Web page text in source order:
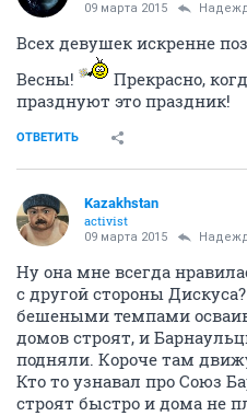
09 марта 2015
Всех девушек искренне
Весны!
Прекрасно,
празднуют это праздник!
ОТВЕТИТЬ
Kazakhstan
activist
09 марта 2015
Ну она мне всегда
с другой стороны
бешеными темпами
домов строят, и
подняли. Короче там
Кто то узнавал про Союз
строят быстро и дома не